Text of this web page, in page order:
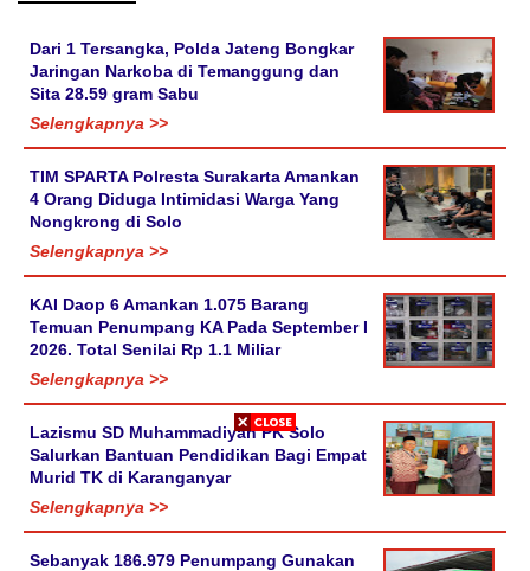
Dari 1 Tersangka, Polda Jateng Bongkar
Jaringan Narkoba di Temanggung dan
Sita 28.59 gram Sabu
Selengkapnya >>
TIM SPARTA Polresta Surakarta Amankan
4 Orang Diduga Intimidasi Warga Yang
Nongkrong di Solo
Selengkapnya >>
KAI Daop 6 Amankan 1.075 Barang
Temuan Penumpang KA Pada September I
2026. Total Senilai Rp 1.1 Miliar
Selengkapnya >>
Lazismu SD Muhammadiyah PK Solo
Salurkan Bantuan Pendidikan Bagi Empat
Murid TK di Karanganyar
Selengkapnya >>
Sebanyak 186.979 Penumpang Gunakan